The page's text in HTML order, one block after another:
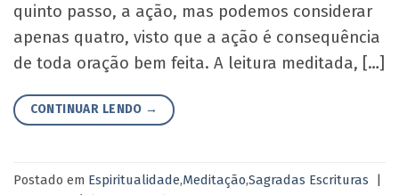
quinto passo, a ação, mas podemos considerar
apenas quatro, visto que a ação é consequência
de toda oração bem feita. A leitura meditada, […]
CONTINUAR LENDO →
Postado em Espiritualidade,Meditação,Sagradas Escrituras
|